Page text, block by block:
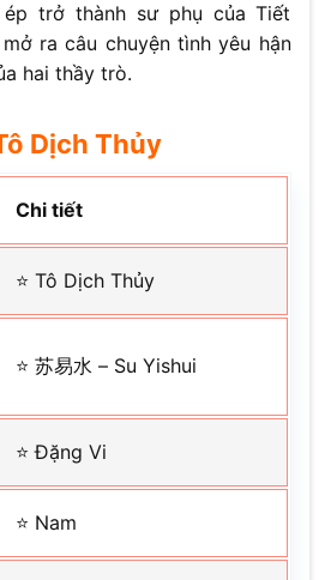
trở thành sư phụ của Tiết
ra câu chuyện tình yêu hận
hai thầy trò.
Dịch Thủy
Chi tiết
⭐ Tô Dịch Thủy
⭐ 苏易水 – Su Yishui
⭐ Đặng Vi
⭐ Nam